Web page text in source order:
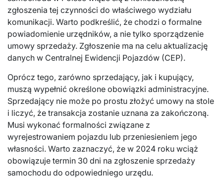
zgłoszenia tej czynności do właściwego wydziału
komunikacji. Warto podkreślić, że chodzi o formalne
powiadomienie urzędników, a nie tylko sporządzenie
umowy sprzedaży. Zgłoszenie ma na celu aktualizację
danych w Centralnej Ewidencji Pojazdów (CEP).
Oprócz tego, zarówno sprzedający, jak i kupujący,
muszą wypełnić określone obowiązki administracyjne.
Sprzedający nie może po prostu złożyć umowy na stole
i liczyć, że transakcja zostanie uznana za zakończoną.
Musi wykonać formalności związane z
wyrejestrowaniem pojazdu lub przeniesieniem jego
własności. Warto zaznaczyć, że w 2024 roku wciąż
obowiązuje termin 30 dni na zgłoszenie sprzedaży
samochodu do odpowiedniego urzędu.